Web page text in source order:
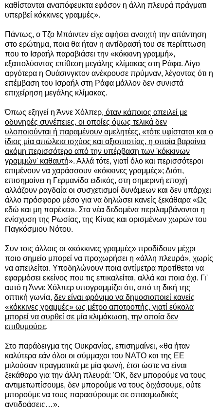
καθίστανται αναπόφευκτα εφόσον η άλλη πλευρά πράγματι
υπερβεί κόκκινες γραμμές».
Πάντως, ο Τζο Μπάιντεν είχε αφήσει ανοιχτή την απάντηση
στο ερώτημα, ποια θα ήταν η αντίδρασή του σε περίπτωση
που το Ισραήλ παραβιάσει την «κόκκινη γραμμή»,
εξαπολύοντας επίθεση μεγάλης κλίμακας στη Ράφα. Λίγο
αργότερα η Ουάσινγκτον ανέκρουσε πρύμναν, λέγοντας ότι η
επέμβαση του Ισραήλ στη Ράφα μάλλον δεν συνιστά
επιχείρηση μεγάλης κλίμακας.
Όπως εξηγεί η Άννε Χόλπερ, όταν κάποιος απειλεί με
οδυνηρές συνέπειες, οι οποίες όμως τελικά δεν
υλοποιούνται ή παραμένουν αμελητέες, «τότε υφίσταται και ο
ίδιος μία απώλεια ισχύος και αξιοπιστίας, η οποία βαραίνει
ακόμη περισσότερο από την υπέρβαση των 'κόκκινων
γραμμών' καθαυτή». Αλλά τότε, γιατί όλο και περισσότεροι
επιμένουν να χαράσσουν «κόκκινες γραμμές»; Διότι,
επισημαίνει η Γερμανίδα ειδικός, στη σημερινή εποχή
αλλάζουν ραγδαία οι συσχετισμοί δυνάμεων και δεν υπάρχει
άλλο πρόσφορο μέσο για να δηλώσει κανείς ξεκάθαρα «Ως
εδώ και μη παρέκει». Στα νέα δεδομένα περιλαμβάνονται η
ενίσχυση της Ρωσίας, της Κίνας και ορισμένων χωρών του
Παγκόσμιου Νότου.
Συν τοις άλλοις οι «κόκκινες γραμμές» προδίδουν μέχρι
ποιο σημείο μπορεί να προχωρήσει η «άλλη πλευρά», χωρίς
να απειλείται. Υποδηλώνουν ποια αντίμετρα προτίθεται να
εφαρμόσει εκείνος που τις επικαλείται, αλλά και ποια όχι. Γι'
αυτό η Άννε Χόλπερ υπογραμμίζει ότι, από τη δική της
οπτική γωνία, δεν είναι φρόνιμο να δημοσιοποιεί κανείς
«κόκκινες γραμμές» ως μέτρο αποτροπής, γιατί εύκολα
μπορεί να συρθεί σε μία κλιμάκωση, την οποία δεν
επιθυμούσε.
Στο παράδειγμα της Ουκρανίας, επισημαίνει, «θα ήταν
καλύτερα εάν όλοι οι σύμμαχοι του ΝΑΤΟ και της ΕΕ
μιλούσαν πραγματικά με μία φωνή, έτσι ώστε να είναι
ξεκάθαρο για την άλλη πλευρά: 'ΟΚ, δεν μπορούμε να τους
αντιμετωπίσουμε, δεν μπορούμε να τους διχάσουμε, ούτε
μπορούμε να τους παρασύρουμε σε σπασμωδικές
αντιδράσεις…».